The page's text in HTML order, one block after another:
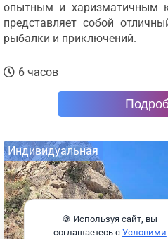
опытным и харизматичным
представляет собой
рыбалки и приключений.
6 часов
Индивидуальная
🍪 Используя сайт, вы
соглашаетесь с Условими